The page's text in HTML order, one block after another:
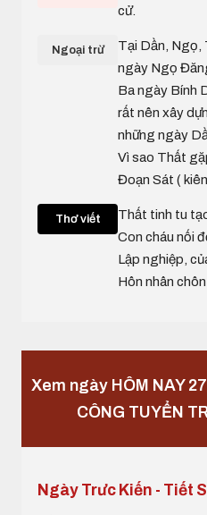
cử.
Ngoại trừ
Tại Dần, Ngọ,
ngày Ngọ
Ba ngày Bính
rất nên xây
những ngày
Vì sao Thất
Đoạn Sát (
Thơ viết
Thất tinh tu
Con cháu nối
Lập nghiệp,
Hôn nhân
Xem ngày HÔM NAY
CÔNG TUYỂN
Ngày Trưc Kiến - Tiết